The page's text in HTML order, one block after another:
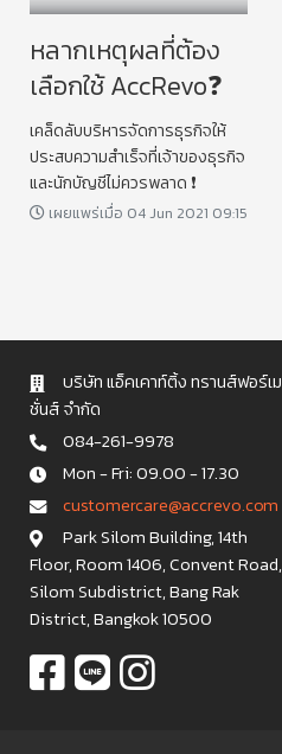
หลากเหตุผลที่ต้อง
เลือกใช้ AccRevo❓
เคล็ดลับบริหารจัดการธุรกิจให้
ประสบความสำเร็จที่เจ้าของธุรกิจ
และนักบัญชีไม่ควรพลาด ❗️
เผยแพร่เมื่อ 04 Jun 2021 09:15
บริษัท แอ็คเคาท์ติ้ง ทรานส์ฟอร์เม
ชั่นส์ จำกัด
084-261-9978
Mon - Fri: 09.00 - 17.30
c u s t o m e r c a r e @ a c c r e v o . c o m
Park Silom Building, 14th
Floor, Room 1406, Convent Road,
Silom Subdistrict, Bang Rak
District, Bangkok 10500